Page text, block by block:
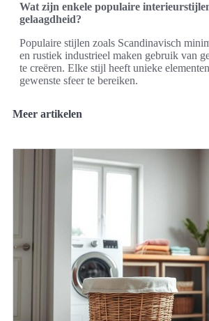
Wat zijn enkele populaire
gelaagdheid?
Populaire stijlen zoals Scandinavisch
en rustiek industrieel maken gebruik van
te creëren. Elke stijl heeft unieke
gewenste sfeer te bereiken.
Meer artikelen